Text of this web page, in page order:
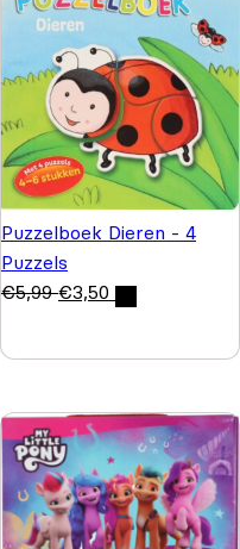
Puzzelboek Dieren - 4
Puzzels
€5,99 €3,50